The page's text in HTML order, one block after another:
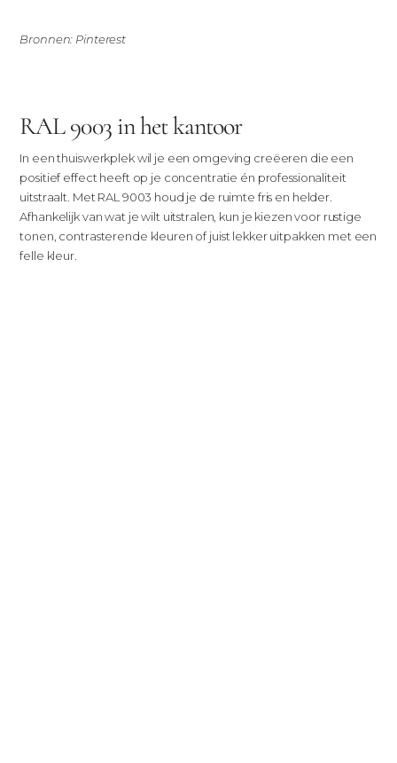
Bronnen: Pinterest
RAL 9003 in het kantoor
In een thuiswerkplek wil je een omgeving creëeren die een
positief effect heeft op je concentratie én professionaliteit
uitstraalt. Met RAL 9003 houd je de ruimte fris en helder.
Afhankelijk van wat je wilt uitstralen, kun je kiezen voor rustige
tonen, contrasterende kleuren of juist lekker uitpakken met een
felle kleur.